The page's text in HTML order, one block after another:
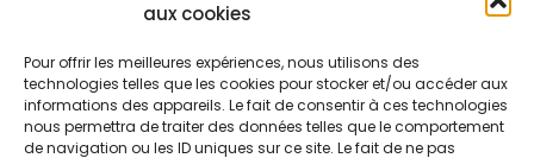
aux cookies
Pour offrir les meilleures expériences, nous utilisons des
technologies telles que les cookies pour stocker et/ou accéder aux
informations des appareils. Le fait de consentir à ces technologies
nous permettra de traiter des données telles que le comportement
de navigation ou les ID uniques sur ce site. Le fait de ne pas
Les créas de Mathilde
24 Route NationaleMaureillas-Las-Illas 66480
+33.6.07.29.70.73